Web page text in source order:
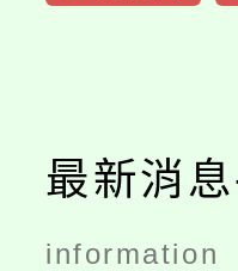
最新消
information